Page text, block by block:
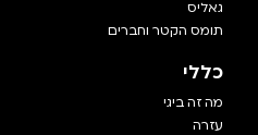
גאליס
תומס הקטר וחברים
כללי
מה זה ביגי
עזרה